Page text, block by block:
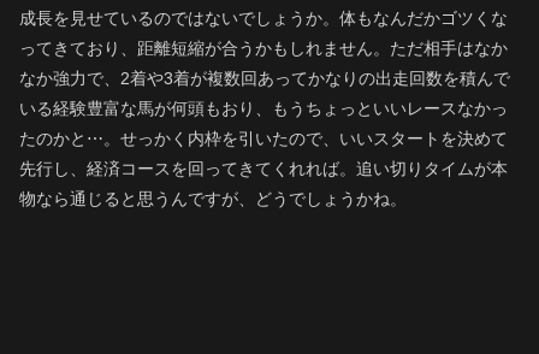
成長を見せているのではないでしょうか。体もなんだかゴツくな
ってきており、距離短縮が合うかもしれません。ただ相手はなか
なか強力で、2着や3着が複数回あってかなりの出走回数を積んで
いる経験豊富な馬が何頭もおり、もうちょっといいレースなかっ
たのかと⋯。せっかく内枠を引いたので、いいスタートを決めて
先行し、経済コースを回ってきてくれれば。追い切りタイムが本
物なら通じると思うんですが、どうでしょうかね。